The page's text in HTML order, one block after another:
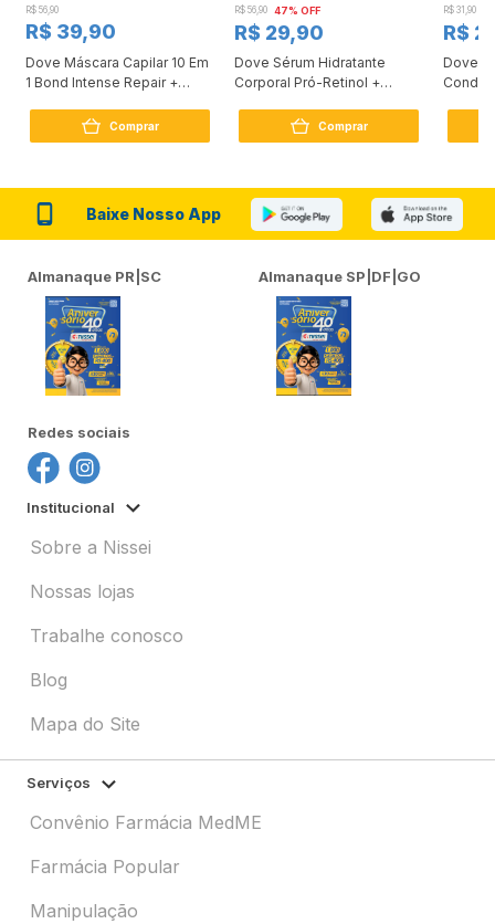
R$ 56,90
R$ 39,90
Dove Máscara Capilar 10 Em
1 Bond Intense Repair +
Comprar
R$ 56,90 47% OFF
R$ 29,90
Dove Sérum Hidratante
Corporal Pró-Retinol +
Comprar
R$ 31,90
R$
Dove
Baixe Nosso App
Almanaque PR|SC Almanaque SP|DF|GO
Redes sociais
Institucional
Sobre a Nissei
Nossas lojas
Trabalhe conosco
Blog
Mapa do Site
Serviços
Convênio Farmácia MedME
Farmácia Popular
Manipulação